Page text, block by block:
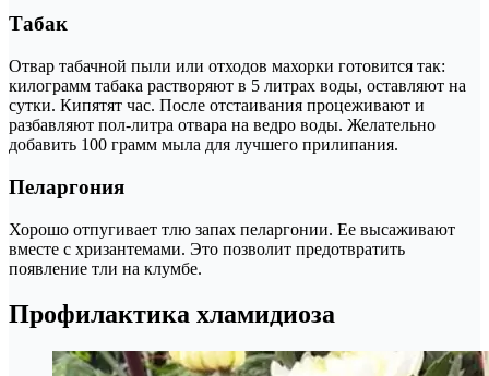
Табак
Отвар табачной пыли или отходов махорки готовится так:
килограмм табака растворяют в 5 литрах воды, оставляют на
сутки. Кипятят час. После отстаивания процеживают и
разбавляют пол-литра отвара на ведро воды. Желательно
добавить 100 грамм мыла для лучшего прилипания.
Пеларгония
Хорошо отпугивает тлю запах пеларгонии. Ее высаживают
вместе с хризантемами. Это позволит предотвратить
появление тли на клумбе.
Профилактика хламидиоза